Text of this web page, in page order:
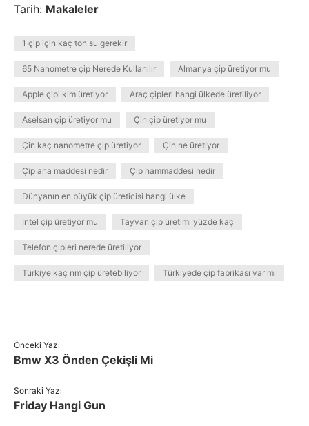
Tarih: Makaleler
1 çip için kaç ton su gerekir
65 Nanometre çip Nerede Kullanılır Almanya çip üretiyor mu
Apple çipi kim üretiyor Araç çipleri hangi ülkede üretiliyor
Aselsan çip üretiyor mu Çin çip üretiyor mu
Çin kaç nanometre çip üretiyor Çin ne üretiyor
Çip ana maddesi nedir Çip hammaddesi nedir
Dünyanın en büyük çip üreticisi hangi ülke
Intel çip üretiyor mu Tayvan çip üretimi yüzde kaç
Telefon çipleri nerede üretiliyor
Türkiye kaç nm çip üretebiliyor Türkiyede çip fabrikası var mı
Önceki Yazı
Bmw X3 Önden Çekişli Mi
Sonraki Yazı
Friday Hangi Gun